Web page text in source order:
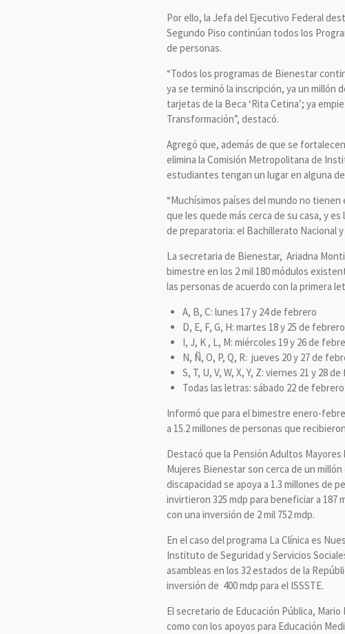
Por ello, la Jefa del Ejecutivo Federal
Segundo Piso continúan todos los
de personas.
“Todos los programas de Bienestar
ya se terminó la inscripción, ya un millón
tarjetas de la Beca ‘Rita Cetina’; ya
Transformación”, destacó.
Agregó que, además de que se
elimina la Comisión Metropolitana de
estudiantes tengan un lugar en alguna
“Muchísimos países del mundo no
que les quede más cerca de su casa, y
de preparatoria: el Bachillerato Nacional
La secretaria de Bienestar, Ariadna
bimestre en los 2 mil 180 módulos
las personas de acuerdo con la primera
A, B, C: lunes 17 y 24 de febrero
D, E, F, G, H: martes 18 y 25 de febrero
I, J, K , L, M: miércoles 19 y 26 de
N, Ñ, O, P, Q, R: jueves 20 y 27 de
S, T, U, V, W, X, Y, Z: viernes 21 y 28
Todas las letras: sábado 22 de febrero
Informó que para el bimestre enero-
a 15.2 millones de personas que
Destacó que la Pensión Adultos
Mujeres Bienestar son cerca de un
discapacidad se apoya a 1.3 millones de
invirtieron 325 mdp para beneficiar a 187
con una inversión de 2 mil 752 mdp.
En el caso del programa La Clínica es
Instituto de Seguridad y Servicios
asambleas en los 32 estados de la
inversión de 400 mdp para el ISSSTE.
El secretario de Educación Pública,
como con los apoyos para Educación